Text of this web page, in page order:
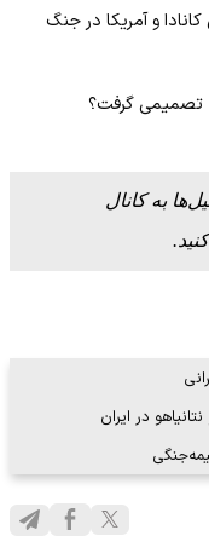
و آمریکا در جنگ
تصمیمی گرفت؟
به کانال
در ایران